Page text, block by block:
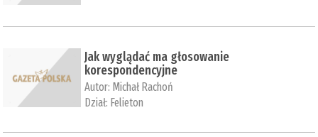
Jak wyglądać ma głosowanie
korespondencyjne
Autor: Michał Rachoń
Dział: Felieton